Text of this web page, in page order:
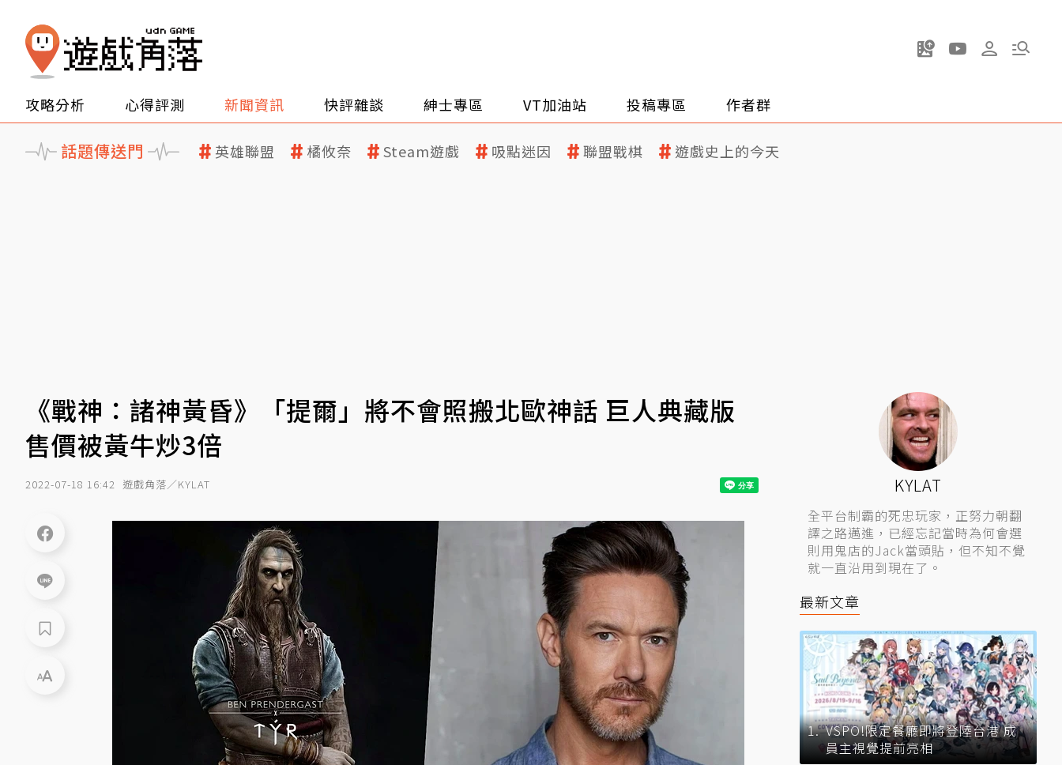
攻略分析 心得評測 新聞資訊 快評雜談 紳士專區 VT加油站 投稿專區 作者群
話題傳送門 英雄聯盟 橘攸奈 Steam遊戲 吸點迷因 聯盟戰棋 遊戲史上的今天
《戰神：諸神黃昏》「提爾」將不會照搬北歐神話 巨人典藏版
售價被黃牛炒3倍
2022-07-18 16:42 遊戲角落／KYLAT KYLAT
全平台制霸的死忠玩家，正努力朝翻
譯之路邁進，已經忘記當時為何會選
則用鬼店的Jack當頭貼，但不知不覺
就一直沿用到現在了。
最新文章
VSPO!限定餐廳即將登陸台港 成
員主視覺提前亮相